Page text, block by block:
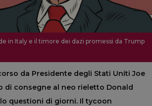
in Italy e il timore dei dazi promessi da Trump
da Presidente degli Stati Uniti Joe
di consegne al neo rieletto Donald
questioni di giorni. Il tycoon